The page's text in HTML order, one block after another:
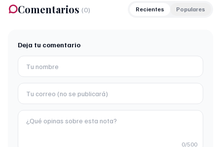
Comentarios (0) Recientes Populares
Deja tu comentario
0/500